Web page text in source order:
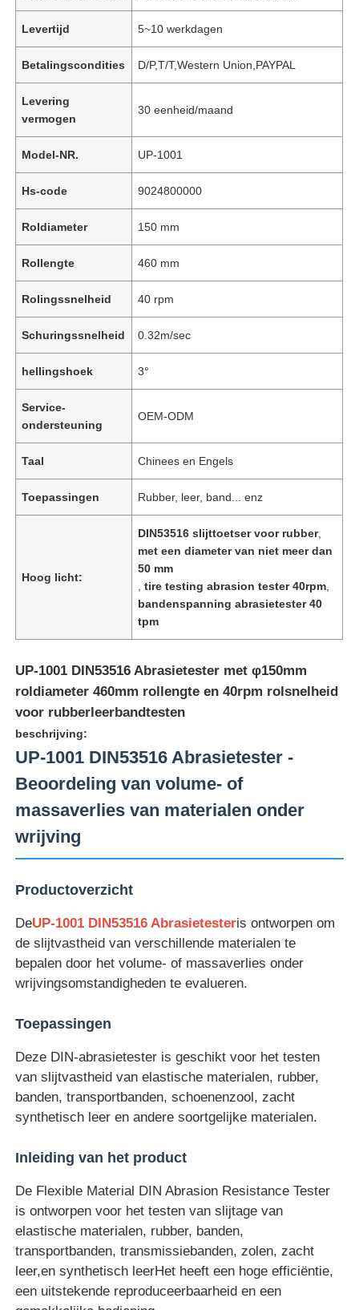
Thuis
Producten
Over ons
Contacteer ons
Vraag een offerte aan
Laboratorium het Testen Materiaal
Milieutestkamer
Universele testmachine
Levertijd 5~10 werkdagen
Betalingscondities D/P,T/T,Western Union,PAYPAL
Levering
vermogen
30 eenheid/maand
Model-NR. UP-1001
Hs-code 9024800000
Roldiameter 150 mm
Rollengte 460 mm
Rolingssnelheid 40 rpm
Schuringssnelheid 0.32m/sec
hellingshoek 3°
Service-
ondersteuning
OEM-ODM
Taal Chinees en Engels
Toepassingen Rubber, leer, band... enz
Hoog licht:
DIN53516 slijttoetser voor rubber,
met een diameter van niet meer dan
50 mm
,tire testing abrasion tester 40rpm
bandenspanning abrasietester 40
tpm
UP-1001 DIN53516 Abrasietester met φ150mm
roldiameter 460mm rollengte en 40rpm rolsnelheid
voor rubberleerbandtesten
beschrijving:
UP-1001 DIN53516 Abrasietester -
Beoordeling van volume- of
massaverlies van materialen onder
wrijving
Productoverzicht
DeUP-1001 DIN53516 Abrasietesteris ontworpen om
de slijtvastheid van verschillende materialen te
bepalen door het volume- of massaverlies onder
wrijvingsomstandigheden te evalueren.
Toepassingen
Deze DIN-abrasietester is geschikt voor het testen
van slijtvastheid van elastische materialen, rubber,
banden, transportbanden, schoenenzool, zacht
synthetisch leer en andere soortgelijke materialen.
Inleiding van het product
De Flexible Material DIN Abrasion Resistance Tester
is ontworpen voor het testen van slijtage van
elastische materialen, rubber, banden,
transportbanden, transmissiebanden, zolen, zacht
leer,en synthetisch leerHet heeft een hoge efficiëntie,
een uitstekende reproduceerbaarheid en een